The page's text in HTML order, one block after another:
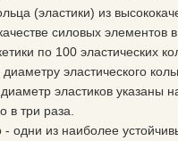
тяга Кугуар Пума 3/16, 8oz
ʺСтраусʺ 3/4, 2oz (слабая)
тяга ʺЦапляʺ 3/8, 2oz
(эластики) из
силовых элементов
по 100 эластических
эластического
эластиков указаны
в три раза.
- одни из наиболее